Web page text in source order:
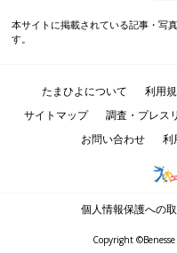
本サイトに掲載されている記事・写
す。
たまひよについて 利用
サイトマップ
調査・プレス
お問い合わせ
利
個人情報保護への
Copyright